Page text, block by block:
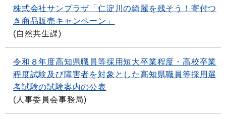
株式会社サンプラザ「仁淀川の綺麗を残そう！寄付つ
き商品販売キャンペーン」
(自然共生課)
令和８年度高知県職員等採用短大卒業程度・高校卒業
程度試験及び障害者を対象とした高知県職員等採用選
考試験の試験案内の公表
( 人事委員会事務局)